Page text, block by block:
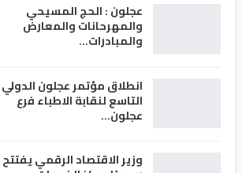
عجلون : الحج المسيحي
والمهرحانات والمعارض
والمبادرات…
انطلاق مؤتمر عجلون الدولي
التاسع لنقابة الاطباء فرع
عجلون…
وزير الاقتصاد الرقمي يفتتح